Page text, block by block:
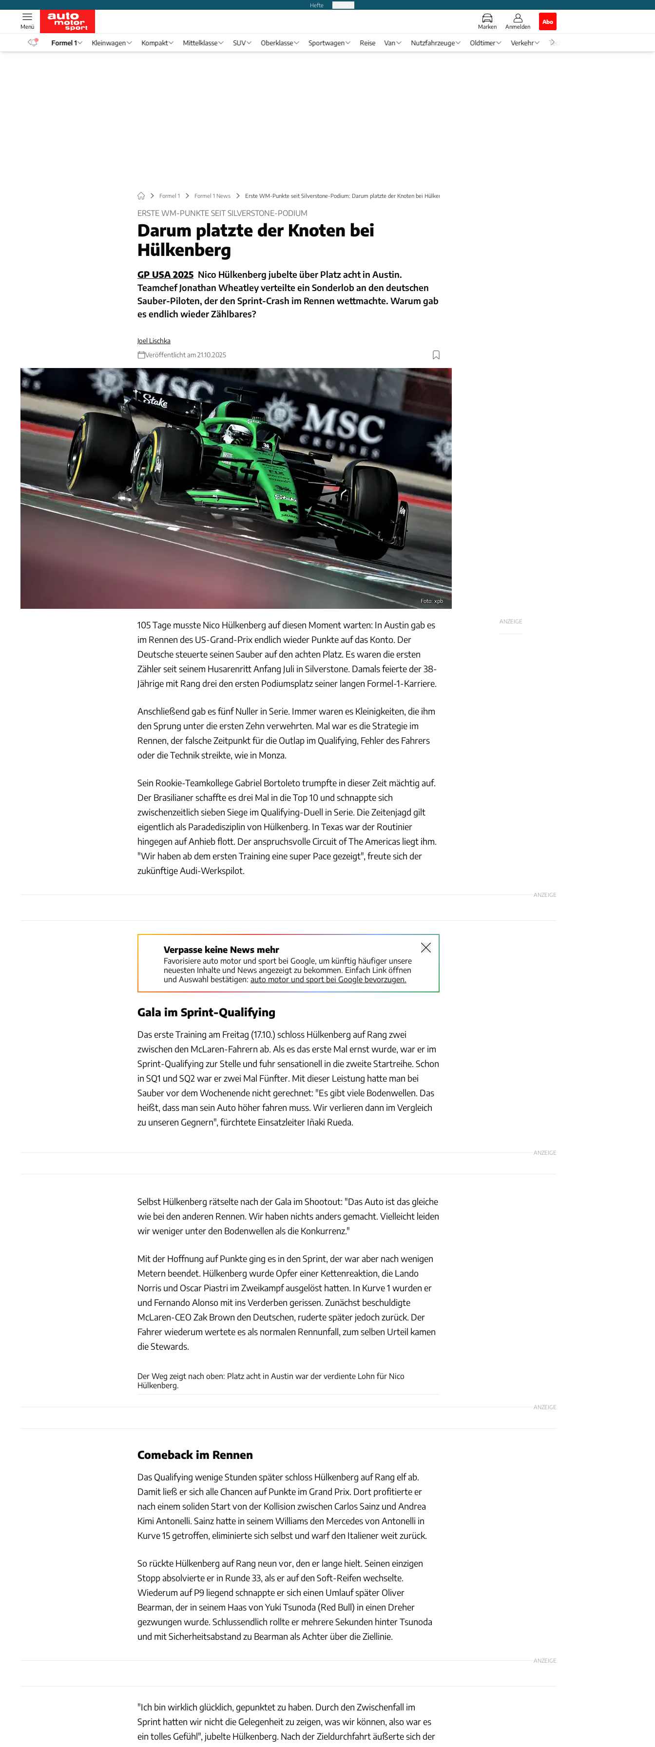
Hefte
Marken Anmelden
Abo
Menü
Formel 1 Kleinwagen Kompakt Mittelklasse SUV Oberklasse Sportwagen Reise Van Nutzfahrzeuge Oldtimer Verkehr Tech & Zukunft
Formel 1 Formel 1 News Erste WM-Punkte seit Silverstone-Podium: Darum platzte der Knoten bei Hülkenberg
ERSTE WM-PUNKTE SEIT SILVERSTONE-PODIUM
Darum platzte der Knoten bei
Hülkenberg
GP USA 2025 Nico Hülkenberg jubelte über Platz acht in Austin.
Teamchef Jonathan Wheatley verteilte ein Sonderlob an den deutschen
Sauber-Piloten, der den Sprint-Crash im Rennen wettmachte. Warum gab
es endlich wieder Zählbares?
Joel Lischka
Veröffentlicht am 21.10.2025
Foto: xpb
ANZEIGE
105 Tage musste Nico Hülkenberg auf diesen Moment warten: In Austin gab es
im Rennen des US-Grand-Prix endlich wieder Punkte auf das Konto. Der
Deutsche steuerte seinen Sauber auf den achten Platz. Es waren die ersten
Zähler seit seinem Husarenritt Anfang Juli in Silverstone. Damals feierte der 38-
Jährige mit Rang drei den ersten Podiumsplatz seiner langen Formel-1-Karriere.
Anschließend gab es fünf Nuller in Serie. Immer waren es Kleinigkeiten, die ihm
den Sprung unter die ersten Zehn verwehrten. Mal war es die Strategie im
Rennen, der falsche Zeitpunkt für die Outlap im Qualifying, Fehler des Fahrers
oder die Technik streikte, wie in Monza.
Sein Rookie-Teamkollege Gabriel Bortoleto trumpfte in dieser Zeit mächtig auf.
Der Brasilianer schaffte es drei Mal in die Top 10 und schnappte sich
zwischenzeitlich sieben Siege im Qualifying-Duell in Serie. Die Zeitenjagd gilt
eigentlich als Paradedisziplin von Hülkenberg. In Texas war der Routinier
hingegen auf Anhieb flott. Der anspruchsvolle Circuit of The Americas liegt ihm.
"Wir haben ab dem ersten Training eine super Pace gezeigt", freute sich der
zukünftige Audi-Werkspilot.
ANZEIGE
Verpasse keine News mehr
Favorisiere auto motor und sport bei Google, um künftig häufiger unsere
neuesten Inhalte und News angezeigt zu bekommen. Einfach Link öffnen
und Auswahl bestätigen: auto motor und sport bei Google bevorzugen.
Gala im Sprint-Qualifying
Das erste Training am Freitag (17.10.) schloss Hülkenberg auf Rang zwei
zwischen den McLaren-Fahrern ab. Als es das erste Mal ernst wurde, war er im
Sprint-Qualifying zur Stelle und fuhr sensationell in die zweite Startreihe. Schon
in SQ1 und SQ2 war er zwei Mal Fünfter. Mit dieser Leistung hatte man bei
Sauber vor dem Wochenende nicht gerechnet: "Es gibt viele Bodenwellen. Das
heißt, dass man sein Auto höher fahren muss. Wir verlieren dann im Vergleich
zu unseren Gegnern", fürchtete Einsatzleiter Iñaki Rueda.
ANZEIGE
Selbst Hülkenberg rätselte nach der Gala im Shootout: "Das Auto ist das gleiche
wie bei den anderen Rennen. Wir haben nichts anders gemacht. Vielleicht leiden
wir weniger unter den Bodenwellen als die Konkurrenz."
Mit der Hoffnung auf Punkte ging es in den Sprint, der war aber nach wenigen
Metern beendet. Hülkenberg wurde Opfer einer Kettenreaktion, die Lando
Norris und Oscar Piastri im Zweikampf ausgelöst hatten. In Kurve 1 wurden er
und Fernando Alonso mit ins Verderben gerissen. Zunächst beschuldigte
McLaren-CEO Zak Brown den Deutschen, ruderte später jedoch zurück. Der
Fahrer wiederum wertete es als normalen Rennunfall, zum selben Urteil kamen
die Stewards.
Der Weg zeigt nach oben: Platz acht in Austin war der verdiente Lohn für Nico
Hülkenberg.
ANZEIGE
Comeback im Rennen
Das Qualifying wenige Stunden später schloss Hülkenberg auf Rang elf ab.
Damit ließ er sich alle Chancen auf Punkte im Grand Prix. Dort profitierte er
nach einem soliden Start von der Kollision zwischen Carlos Sainz und Andrea
Kimi Antonelli. Sainz hatte in seinem Williams den Mercedes von Antonelli in
Kurve 15 getroffen, eliminierte sich selbst und warf den Italiener weit zurück.
So rückte Hülkenberg auf Rang neun vor, den er lange hielt. Seinen einzigen
Stopp absolvierte er in Runde 33, als er auf den Soft-Reifen wechselte.
Wiederum auf P9 liegend schnappte er sich einen Umlauf später Oliver
Bearman, der in seinem Haas von Yuki Tsunoda (Red Bull) in einen Dreher
gezwungen wurde. Schlussendlich rollte er mehrere Sekunden hinter Tsunoda
und mit Sicherheitsabstand zu Bearman als Achter über die Ziellinie.
ANZEIGE
"Ich bin wirklich glücklich, gepunktet zu haben. Durch den Zwischenfall im
Sprint hatten wir nicht die Gelegenheit zu zeigen, was wir können, also war es
ein tolles Gefühl", jubelte Hülkenberg. Nach der Zieldurchfahrt äußerte sich der